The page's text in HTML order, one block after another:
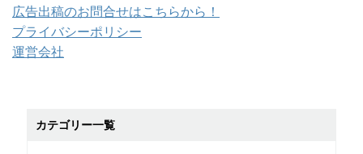
広告出稿のお問合せはこちらから！
プライバシーポリシー
運営会社
カテゴリー一覧